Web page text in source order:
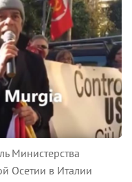
Министерства
Осетии в Италии